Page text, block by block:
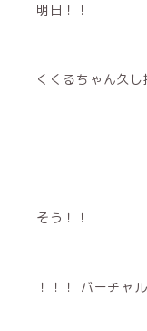
明日！！
くくるちゃん久
そう！！
！！！ バーチャ